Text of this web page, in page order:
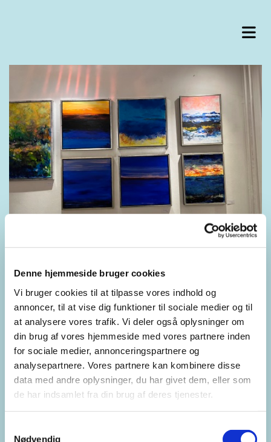
Denne hjemmeside bruger cookies
Vi bruger cookies til at tilpasse vores indhold og
annoncer, til at vise dig funktioner til sociale medier og til
at analysere vores trafik. Vi deler også oplysninger om
din brug af vores hjemmeside med vores partnere inden
for sociale medier, annonceringspartnere og
analysepartnere. Vores partnere kan kombinere disse
data med andre oplysninger, du har givet dem, eller som
de har indsamlet fra din brug af deres tjenester.
Nødvendig